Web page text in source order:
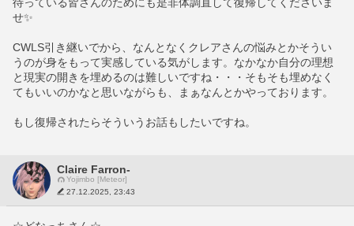
せ✨
CWLS引き継いでから、なんとなくクレアさんの悩みとかそうい
うのが身をもって実感している気がします。なかなか自分の理想
と現実の開きを埋めるのは難しいですね・・・そもそも埋めなく
てもいいのかなと思いながらも、まぁなんとかやっております。
もし復帰されたらそういうお話もしたいですね。
Claire Farron-
Yojimbo [Meteor]
27.12.2025, 23:43